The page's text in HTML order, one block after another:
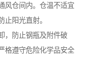
风仓间内。仓温不适宜
阳光直射。
，防止钢瓶及附件破
格遵守危险化学品安全